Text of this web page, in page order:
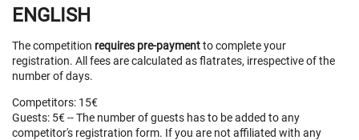
ENGLISH
The competition requires pre-paymentto complete your
registration. All fees are calculated as flatrates, irrespective of the
number of days.
Competitors: 15€
Guests: 5€ -- The number of guests has to be added to any
competitor's registration form. If you are not affiliated with any